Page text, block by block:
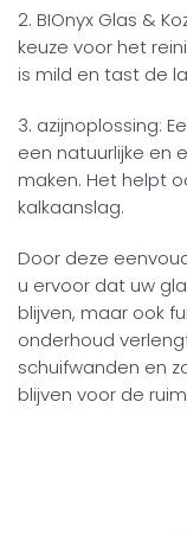
2. BIOnyx Glas &
keuze voor het
is mild en tast de
3. azijnoplossing:
een natuurlijke en
maken. Het helpt
kalkaanslag.
Door deze
u ervoor dat uw
blijven, maar ook
onderhoud
schuifwanden en
blijven voor de